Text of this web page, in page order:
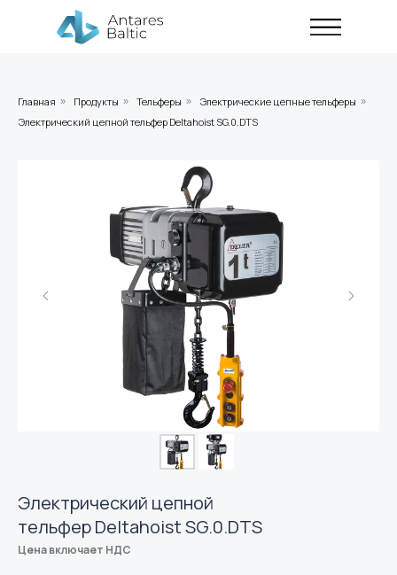
Главная » Продукты » Тельферы » Электрические цепные тельферы »
Электрический цепной тельфер Deltahoist SG.0.DTS
Электрический цепной
тельфер Deltahoist SG.0.DTS
Цена включает НДС